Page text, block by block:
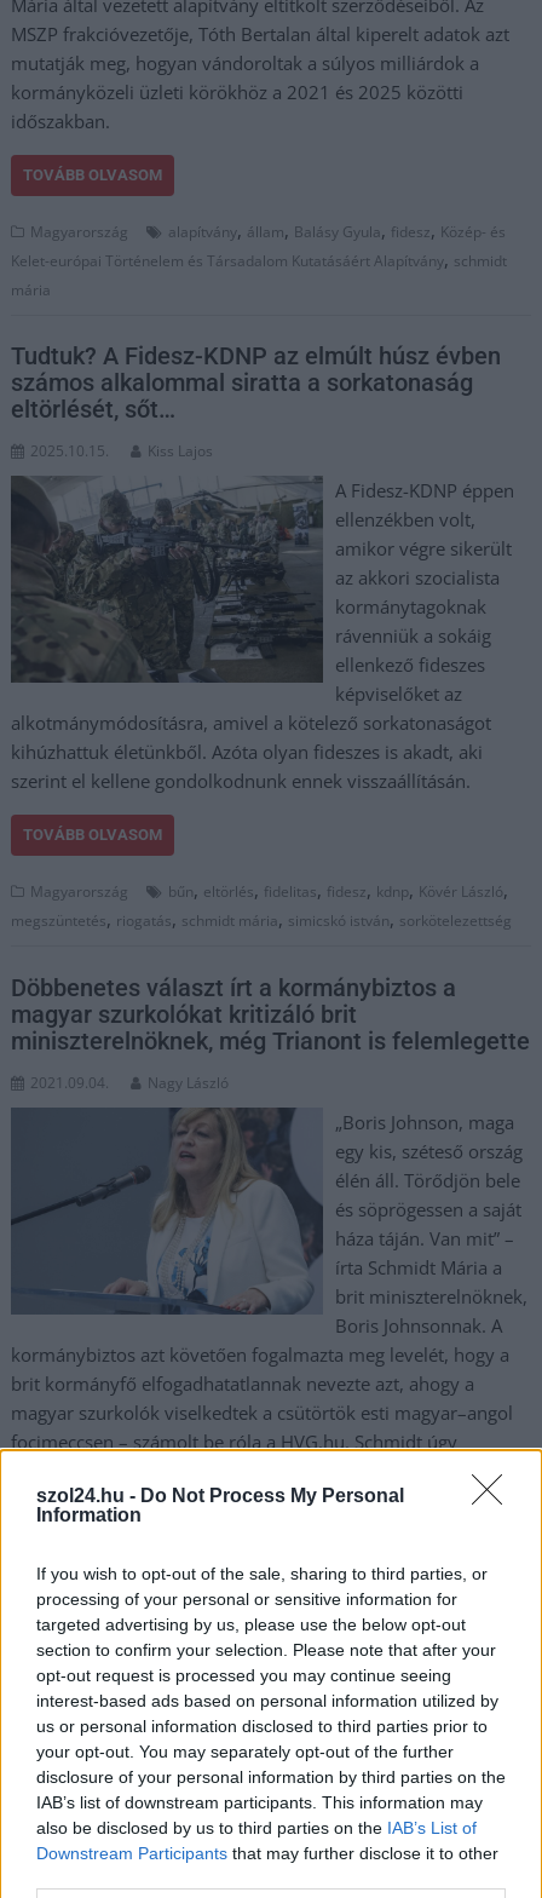
szol24.hu - Do Not Process My Personal
Information
If you wish to opt-out of the sale, sharing to third parties, or
processing of your personal or sensitive information for
targeted advertising by us, please use the below opt-out
section to confirm your selection. Please note that after your
opt-out request is processed you may continue seeing
interest-based ads based on personal information utilized by
us or personal information disclosed to third parties prior to
your opt-out. You may separately opt-out of the further
disclosure of your personal information by third parties on the
IAB’s list of downstream participants. This information may
also be disclosed by us to third parties on the IAB’s List of
Downstream Participants that may further disclose it to other
MSZP frakcióvezetője, Tóth Bertalan által kiperelt adatok azt
mutatják meg, hogyan vándoroltak a súlyos milliárdok a
kormányközeli üzleti körökhöz a 2021 és 2025 közötti
időszakban.
TOVÁBB OLVASOM
Magyarország alapítvány, állam, Balásy Gyula, fidesz, Közép- és
Kelet-európai Történelem és Társadalom Kutatásáért Alapítvány, schmidt
mária
Tudtuk? A Fidesz-KDNP az elmúlt húsz évben
számos alkalommal siratta a sorkatonaság
eltörlését, sőt…
2025.10.15. Kiss Lajos
A Fidesz-KDNP éppen
ellenzékben volt,
amikor végre sikerült
az akkori szocialista
kormánytagoknak
rávenniük a sokáig
ellenkező fideszes
képviselőket az
alkotmánymódosításra, amivel a kötelező sorkatonaságot
kihúzhattuk életünkből. Azóta olyan fideszes is akadt, aki
szerint el kellene gondolkodnunk ennek visszaállításán.
TOVÁBB OLVASOM
Magyarország bűn, eltörlés, fidelitas, fidesz, kdnp, Kövér László,
megszüntetés, riogatás, schmidt mária, simicskó istván, sorkötelezettség
Döbbenetes választ írt a kormánybiztos a
magyar szurkolókat kritizáló brit
miniszterelnöknek, még Trianont is felemlegette
2021.09.04. Nagy László
„Boris Johnson, maga
egy kis, széteső ország
élén áll. Törődjön bele
és söprögessen a saját
háza táján. Van mit” –
írta Schmidt Mária a
brit miniszterelnöknek,
Boris Johnsonnak. A
kormánybiztos azt követően fogalmazta meg levelét, hogy a
brit kormányfő elfogadhatatlannak nevezte azt, ahogy a
magyar szurkolók viselkedtek a csütörtök esti magyar–angol
focimeccsen – számolt be róla a HVG.hu. Schmidt úgy
megdöbbentette Johnson „érzéketlen és a szokásos brit
gyarmatosító attitűdről tanúbizonyságot tevő bejegyzése, ami
Szerinte „a britek vendégként jöttek fővárosunkba, és egy
olyan gesztussal…
TOVÁBB OLVASOM
Magyarország boris johnson,schmidt mária, szurkolók